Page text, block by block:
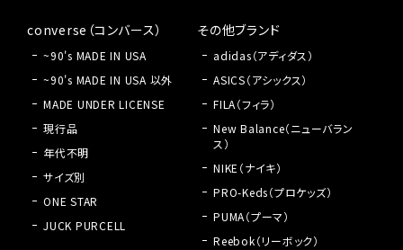
converse（コンバース）
~90's MADE IN USA
~90's MADE IN USA 以外
MADE UNDER LICENSE
現行品
年代不明
サイズ別
ONE STAR
JUCK PURCELL
その他ブランド
adidas（アディダス）
ASICS（アシックス）
FILA（フィラ）
New Balance（ニューバラン
ス）
NIKE（ナイキ）
PRO-Keds（プロケッズ）
PUMA（プーマ）
Reebok（リーボック）